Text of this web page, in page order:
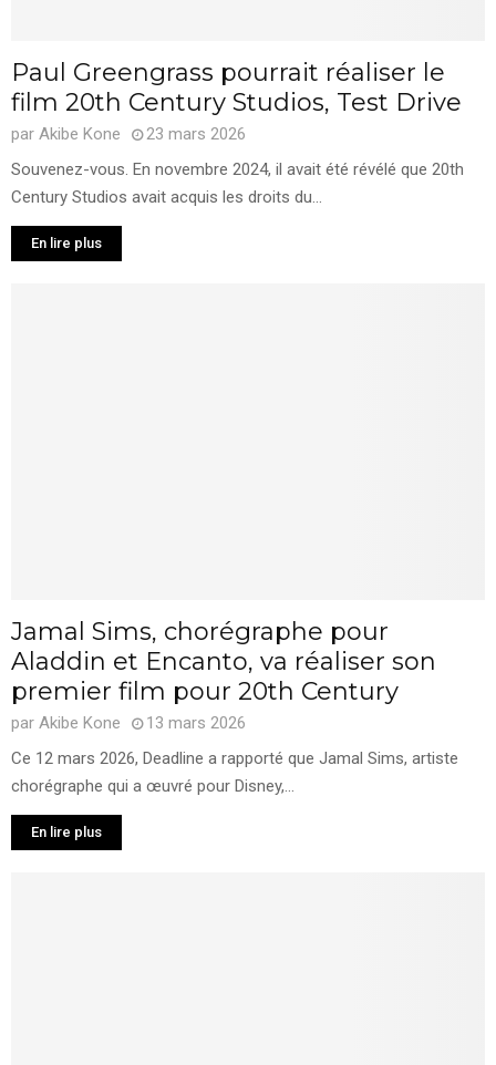
Paul Greengrass pourrait réaliser le
film 20th Century Studios, Test Drive
par Akibe Kone
23 mars 2026
Souvenez-vous. En novembre 2024, il avait été révélé que 20th
Century Studios avait acquis les droits du...
En lire plus
Jamal Sims, chorégraphe pour
Aladdin et Encanto, va réaliser son
premier film pour 20th Century
par Akibe Kone
13 mars 2026
Ce 12 mars 2026, Deadline a rapporté que Jamal Sims, artiste
chorégraphe qui a œuvré pour Disney,...
En lire plus